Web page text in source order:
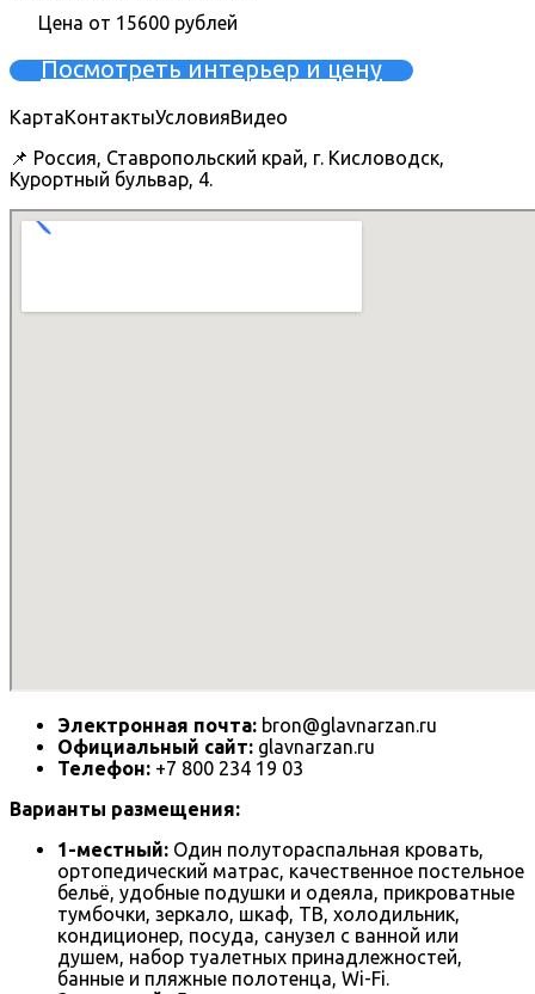
Цена от 15600 рублей
Посмотреть интерьер и цену
КартаКонтактыУсловияВидео
📌 Россия, Ставропольский край, г. Кисловодск,
Курортный бульвар, 4.
Электронная почта: bron@glavnarzan.ru
Официальный сайт: glavnarzan.ru
Телефон: +7 800 234 19 03
Варианты размещения:
1-местный: Один полутораспальная кровать,
ортопедический матрас, качественное постельное
бельё, удобные подушки и одеяла, прикроватные
тумбочки, зеркало, шкаф, ТВ, холодильник,
кондиционер, посуда, санузел с ванной или
душем, набор туалетных принадлежностей,
банные и пляжные полотенца, Wi-Fi.